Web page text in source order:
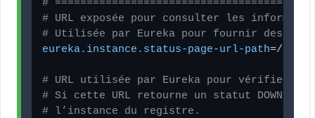
#
# URL exposée pour consulter les
# Utilisée par Eureka pour fournir des
eureka.instance.status-page-url-path=/
# URL utilisée par Eureka pour vérifier la
# Si cette URL retourne un statut DOWN,
# l’instance du registre.